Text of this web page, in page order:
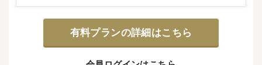
有料プランの詳細はこちら